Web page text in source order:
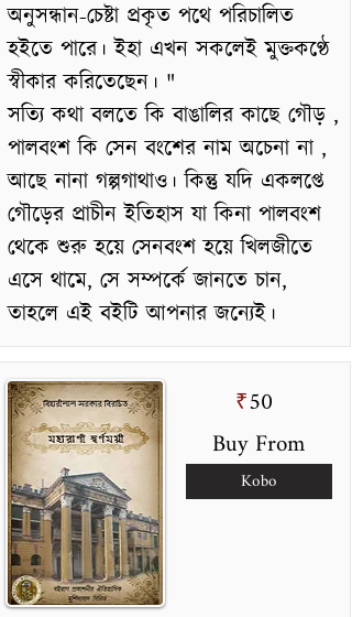
অনুসন্ধান-চেষ্টা প্রকৃত পথে পরিচালিত
হইতে পারে। ইহা এখন সকলেই মুক্তকণ্ঠে
স্বীকার করিতেছেন। "
সত্যি কথা বলতে কি বাঙালির কাছে গৌড় ,
পালবংশ কি সেন বংশের নাম অচেনা না ,
আছে নানা গল্পগাথাও। কিন্তু যদি একলপ্তে
গৌড়ের প্রাচীন ইতিহাস যা কিনা পালবংশ
থেকে শুরু হয়ে সেনবংশ হয়ে খিলজীতে
এসে থামে, সে সম্পর্কে জানতে চান,
তাহলে এই বইটি আপনার জন্যেই।
₹50
Buy From
Kobo